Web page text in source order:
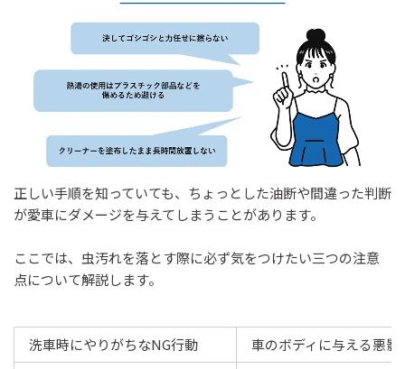
正しい手順を知っていても、ちょっとした油断や間違った判断
が愛車にダメージを与えてしまうことがあります。
ここでは、虫汚れを落とす際に必ず気をつけたい三つの注意
点について解説します。
洗車時にやりがちなNG行動
車のボディに与える悪影